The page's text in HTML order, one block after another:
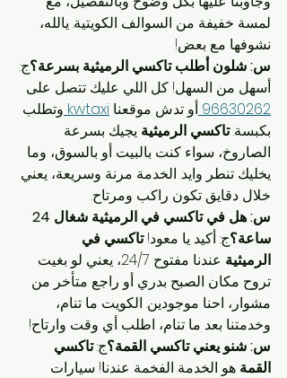
لمسة خفيفة من السوالف الكويتية. يالله،
نشوفها مع بعض!
س: شلون أطلب تاكسي الرميثية بسرعة؟ج:
أسهل من السهل! كل اللي عليك تتصل على
96630262 أو تدش موقعنا kwtaxi وتطلب
بكبسة. تاكسي الرميثية يجيك بسرعة
الصاروخ، سواء كنت بالبيت أو بالسوق، وما
يخليك تنطر وايد. الخدمة مرنة وسريعة، يعني
خلال دقايق تكون راكب ومرتاح.
ساعة؟ج: أكيد يا معود! تاكسي في
الرميثية
عندنا مفتوح 24/7، يعني لو بغيت
تروح مكان الصبح بدري أو راجع متأخر من
مشوار، احنا موجودين. الكويت ما تنام،
وخدمتنا بعد ما تنام، اطلب أي وقت وارتاح!
س: شنو يعني تاكسي القمة؟ج: تاكسي
القمة هو الخدمة الفخمة عندنا! سيارات